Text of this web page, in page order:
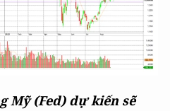
Mỹ (Fed) dự kiến sẽ